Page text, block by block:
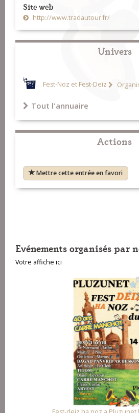
Site web
http://www.tradautour.fr/
Univers
Fest-Noz et Fest-Deiz
Tout l'annuaire
Actions
Mettre cette entrée en favori
Evénements organisés par
Votre affiche ici